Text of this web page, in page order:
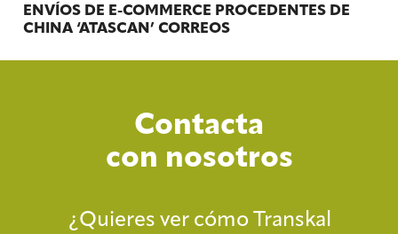
ENVÍOS DE E-COMMERCE PROCEDENTES DE
CHINA ‘ATASCAN’ CORREOS
Contacta
con nosotros
¿Quieres ver cómo Transkal